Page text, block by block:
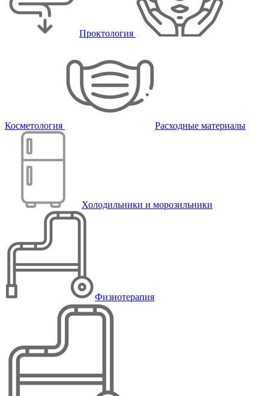
Проктология
Косметология Расходные материалы
Холодильники и морозильники
Физиотерапия